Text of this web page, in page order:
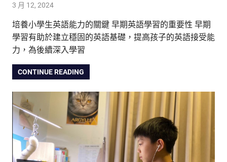
3 月 12, 2024
培養小學生英語能力的關鍵 早期英語學習的重要性 早期
學習有助於建立穩固的英語基礎，提高孩子的英語接受能
力，為後續深入學習
CONTINUE READING